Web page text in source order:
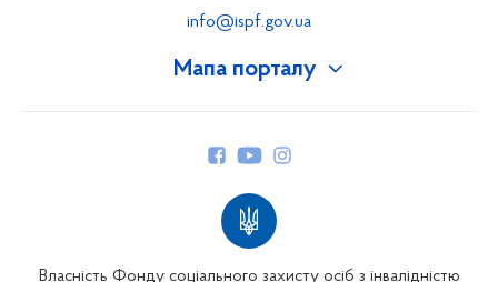
Мапа порталу
info@ispf.gov.ua
Власність Фонду соціального захисту осіб з інвалідністю